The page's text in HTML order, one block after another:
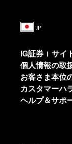
IG証券 | サイ
個人情報の取
お客さま本位
カスタマーハ
ヘルプ＆サポ